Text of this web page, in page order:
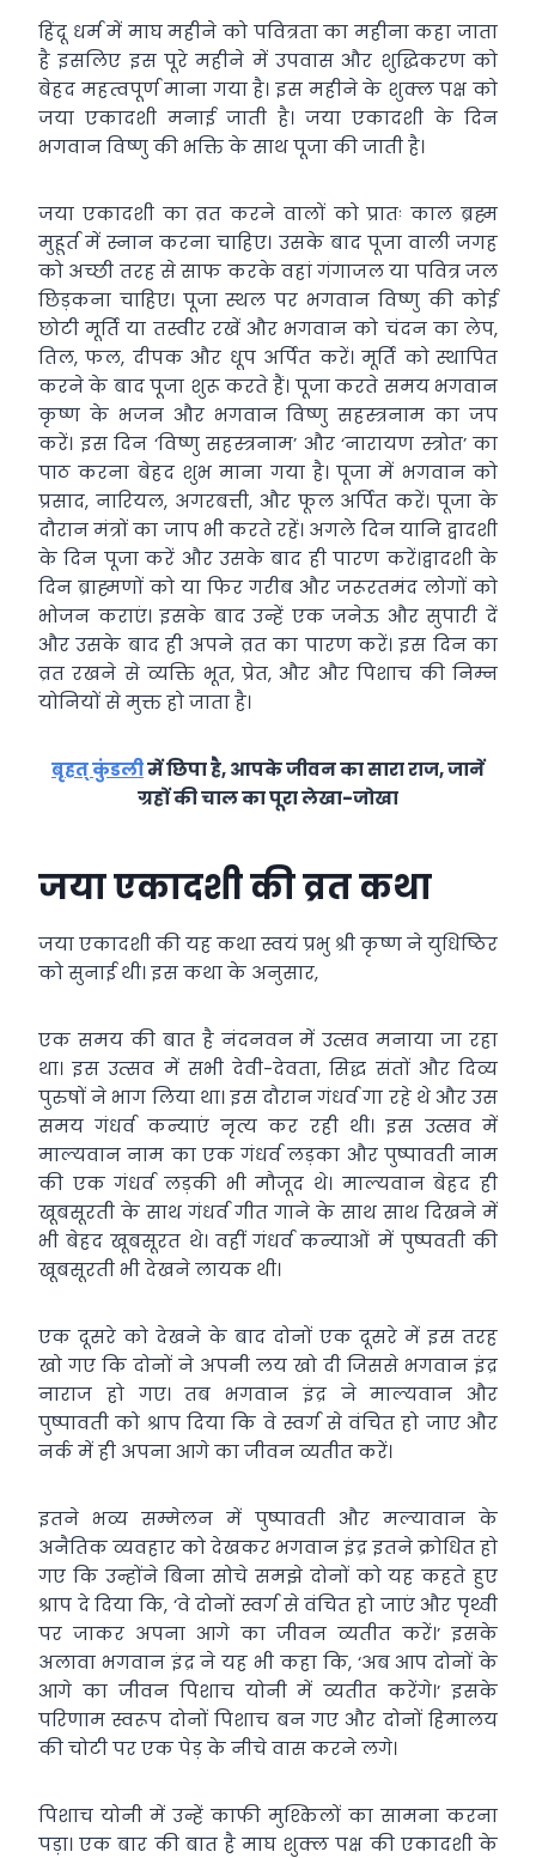
हिंदू धर्म में माघ महीने को पवित्रता का महीना कहा जाता
है इसलिए इस पूरे महीने में उपवास और शुद्धिकरण को
बेहद महत्वपूर्ण माना गया है। इस महीने के शुक्ल पक्ष को
जया एकादशी मनाई जाती है। जया एकादशी के दिन
भगवान विष्णु की भक्ति के साथ पूजा की जाती है।
जया एकादशी का व्रत करने वालों को प्रातः काल ब्रह्म
मुहूर्त में स्नान करना चाहिए। उसके बाद पूजा वाली जगह
को अच्छी तरह से साफ करके वहां गंगाजल या पवित्र जल
छिड़कना चाहिए। पूजा स्थल पर भगवान विष्णु की कोई
छोटी मूर्ति या तस्वीर रखें और भगवान को चंदन का लेप,
तिल, फल, दीपक और धूप अर्पित करें। मूर्ति को स्थापित
करने के बाद पूजा शुरू करते हैं। पूजा करते समय भगवान
कृष्ण के भजन और भगवान विष्णु सहस्त्रनाम का जप
करें। इस दिन ‘विष्णु सहस्त्रनाम’ और ‘नारायण स्त्रोत’ का
पाठ करना बेहद शुभ माना गया है। पूजा में भगवान को
प्रसाद, नारियल, अगरबत्ती, और फूल अर्पित करें। पूजा के
दौरान मंत्रों का जाप भी करते रहें। अगले दिन यानि द्वादशी
के दिन पूजा करें और उसके बाद ही पारण करें।द्वादशी के
दिन ब्राह्मणों को या फिर गरीब और जरूरतमंद लोगों को
भोजन कराएं। इसके बाद उन्हें एक जनेऊ और सुपारी दें
और उसके बाद ही अपने व्रत का पारण करें। इस दिन का
व्रत रखने से व्यक्ति भूत, प्रेत, और और पिशाच की निम्न
योनियों से मुक्त हो जाता है।
बृहत् कुंडलीमें छिपा है, आपके जीवन का सारा राज, जानें
ग्रहों की चाल का पूरा लेखा-जोखा
जया एकादशी की व्रत कथा
जया एकादशी की यह कथा स्वयं प्रभु श्री कृष्ण ने युधिष्ठिर
को सुनाई थी। इस कथा के अनुसार,
एक समय की बात है नंदनवन में उत्सव मनाया जा रहा
था। इस उत्सव में सभी देवी-देवता, सिद्ध संतों और दिव्य
पुरुषों ने भाग लिया था। इस दौरान गंधर्व गा रहे थे और उस
समय गंधर्व कन्याएं नृत्य कर रही थी। इस उत्सव में
माल्यवान नाम का एक गंधर्व लड़का और पुष्पावती नाम
की एक गंधर्व लड़की भी मौजूद थे। माल्यवान बेहद ही
खूबसूरती के साथ गंधर्व गीत गाने के साथ साथ दिखने में
भी बेहद खूबसूरत थे। वहीं गंधर्व कन्याओं में पुष्पवती की
खूबसूरती भी देखने लायक थी।
एक दूसरे को देखने के बाद दोनों एक दूसरे में इस तरह
खो गए कि दोनों ने अपनी लय खो दी जिससे भगवान इंद्र
नाराज हो गए। तब भगवान इंद्र ने माल्यवान और
पुष्पावती को श्राप दिया कि वे स्वर्ग से वंचित हो जाए और
नर्क में ही अपना आगे का जीवन व्यतीत करें।
इतने भव्य सम्मेलन में पुष्पावती और मल्यावान के
अनैतिक व्यवहार को देखकर भगवान इंद्र इतने क्रोधित हो
गए कि उन्होंने बिना सोचे समझे दोनों को यह कहते हुए
श्राप दे दिया कि, ‘वे दोनों स्वर्ग से वंचित हो जाएं और पृथ्वी
पर जाकर अपना आगे का जीवन व्यतीत करें।’ इसके
अलावा भगवान इंद्र ने यह भी कहा कि, ‘अब आप दोनों के
आगे का जीवन पिशाच योनी में व्यतीत करेंगे।’ इसके
परिणाम स्वरूप दोनों पिशाच बन गए और दोनों हिमालय
की चोटी पर एक पेड़ के नीचे वास करने लगे।
पिशाच योनी में उन्हें काफी मुश्किलों का सामना करना
पड़ा। एक बार की बात है माघ शुक्ल पक्ष की एकादशी के